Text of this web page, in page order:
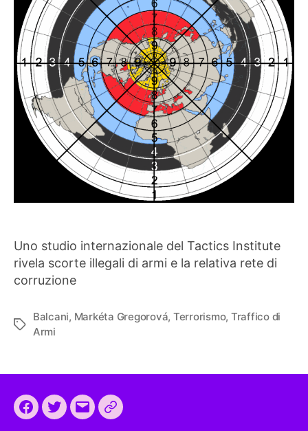
Uno studio internazionale del Tactics Institute
rivela scorte illegali di armi e la relativa rete di
corruzione
Tag
Balcani, Markéta Gregorová, Terrorismo, Traffico di
Armi
Facebook
TwitterEmailCEEP